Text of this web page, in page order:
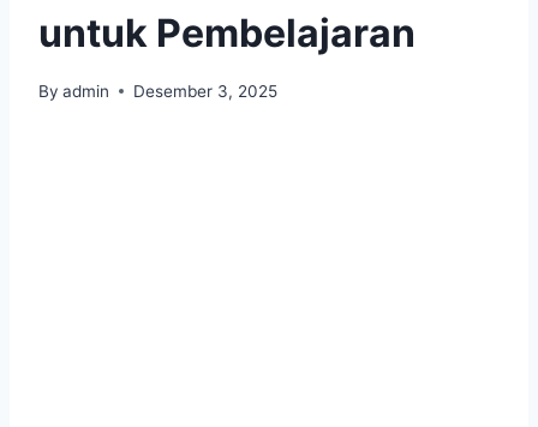
untuk Pembelajaran
By admin Desember 3, 2025